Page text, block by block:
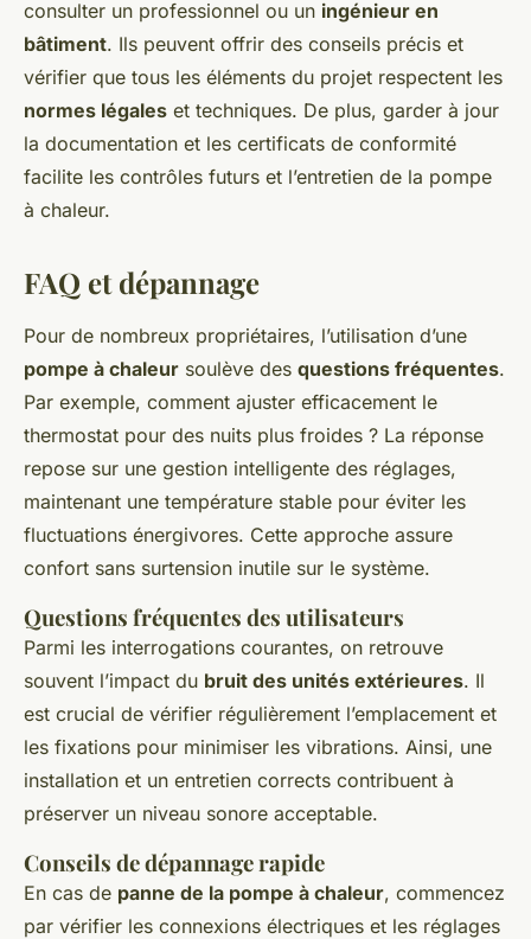
consulter un professionnel ou un ingénieur en
bâtiment. Ils peuvent offrir des conseils précis et
vérifier que tous les éléments du projet respectent les
normes légales et techniques. De plus, garder à jour
la documentation et les certificats de conformité
facilite les contrôles futurs et l’entretien de la pompe
à chaleur.
FAQ et dépannage
Pour de nombreux propriétaires, l’utilisation d’une
pompe à chaleur soulève des questions fréquentes.
Par exemple, comment ajuster efficacement le
thermostat pour des nuits plus froides ? La réponse
repose sur une gestion intelligente des réglages,
maintenant une température stable pour éviter les
fluctuations énergivores. Cette approche assure
confort sans surtension inutile sur le système.
Questions fréquentes des utilisateurs
Parmi les interrogations courantes, on retrouve
souvent l’impact du bruit des unités extérieures. Il
est crucial de vérifier régulièrement l’emplacement et
les fixations pour minimiser les vibrations. Ainsi, une
installation et un entretien corrects contribuent à
préserver un niveau sonore acceptable.
Conseils de dépannage rapide
En cas de panne de la pompe à chaleur, commencez
par vérifier les connexions électriques et les réglages